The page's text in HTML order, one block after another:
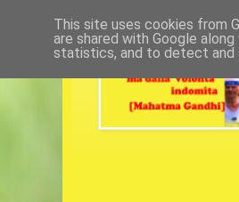
This site uses cookies from
are shared with Google
statistics, and to detect and